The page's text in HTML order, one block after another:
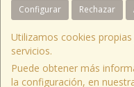
Configurar Rechazar
Utilizamos cookies
servicios.
Puede obtener más
la configuración, en
Lunes a viernes de
Sábados de 10:00 a
Ctra LU-113 Km 11,300 Xustás